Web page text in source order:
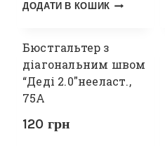
ДОДАТИ В КОШИК
Бюстгальтер з
діагональним швом
“Деді 2.0″нееласт.,
75А
120 грн